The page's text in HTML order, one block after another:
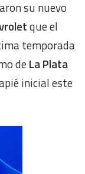
su nuevo
que el
temporada
deLa Plata
inicial este